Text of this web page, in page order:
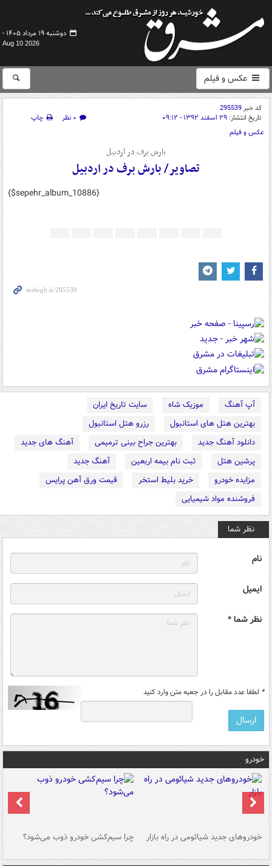
دوشنبه ۱۹ مرداد ۱۴۰۵ -
Aug 10 2026
عکس و فیلم
کد خبر295539
تاریخ انتشار: ۲۹ اسفند ۱۳۹۲ - ۰۹:۱۲ ۰ نظر
چاپ
عکس و فیلم
بارش برف در اردبیل
تصاویر/ بارش برف در اردبیل
{$sepehr_album_10886}
آپ آهنگ موزیک شاه
سایت تاریخ ایران
بهترین هتل های استانبول
رزرو هتل استانبول
دانلود آهنگ جدید
بهترین جراح بینی ترمیمی
آهنگ های جدید
پرشین هتل
ثبت نام بیمه اربعین
آهنگ جدید
مزایده خودرو
خرید بلیط استخر
قیمت ورق آهن پرایس
فروشنده مواد شیمیایی
نظر شما
نام
ایمیل
نظر شما *
* لطفا عدد مقابل را در جعبه متن وارد کنید
خودرو
خودروهای جدید شیائومی در راه بازار چرا سیم‌کشی خودرو ذوب می‌شود؟